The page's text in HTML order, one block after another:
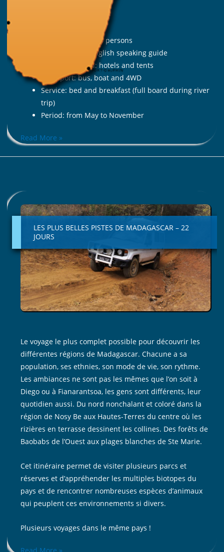
Participant: from 4 persons
Support crew: English speaking guide
Accommodation: hotels and tents
Transport: bus, boat and 4WD
Service: bed and breakfast (full board during river
trip)
Period: from May to November
Read More »
LES PLUS BELLES PISTES DE MADAGASCAR – 22
JOURS
Le voyage le plus complet possible pour découvrir les
différentes régions de Madagascar. Chacune a sa
population, ses ethnies, son mode de vie, son rythme.
Les ambiances ne sont pas les mêmes que l’on soit à
Diego ou à Fianarantsoa, les gens sont différents, leur
quotidien aussi. Du nord nonchalant et coloré dans la
région de Nosy Be aux Hautes-Terres du centre où les
rizières en terrasse dessinent les collines. Des forêts de
Baobabs de l’Ouest aux plages blanches de Ste Marie.
Cet itinéraire permet de visiter plusieurs parcs et
réserves et d’appréhender les multiples biotopes du
pays et de rencontrer nombreuses espèces d’animaux
qui peuplent ces environnements si divers.
Plusieurs voyages dans le même pays !
PLUS
PISTES
DE
MADAGASCAR
–
22
JOURS